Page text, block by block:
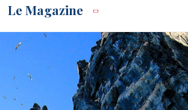
BROCHURE ARCTIQUE
2027 – NOUVELLE
VERSION
Voir toutes les Brochures
Le Magazine